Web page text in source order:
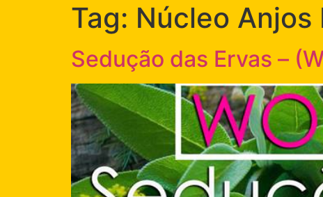
Tag: Núcleo Anjos
Sedução das Ervas –